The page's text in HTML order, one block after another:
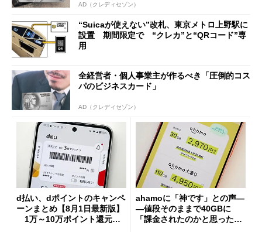
AD（クレディセゾン）
“Suicaが使えない”改札、東京メトロ上野駅に
設置 期間限定で “クレカ”と“QRコード”専
用
全経営者・個人事業主が作るべき「圧倒的コス
パのビジネスカード」
AD（クレディセゾン）
d払い、dポイントのキャンペ
ーンまとめ【8月1日最新版】
1万～10万ポイント還元の
ahamoに「神です」との声―
―値段そのままで40GBに
「課金されたのかと思った」